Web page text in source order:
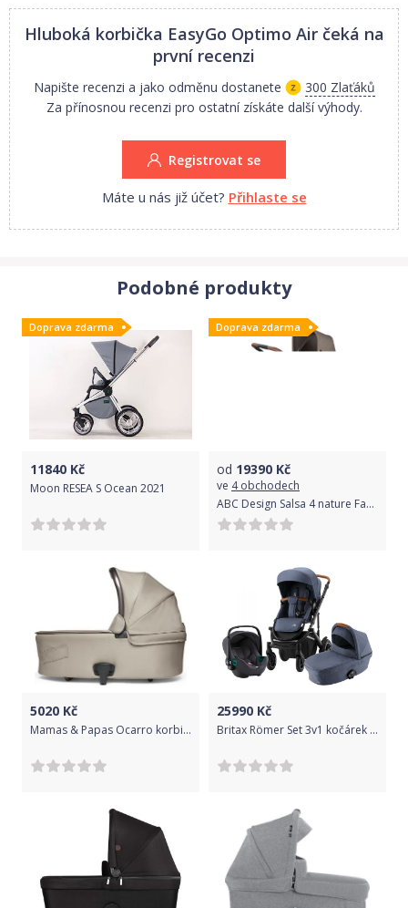
Hluboká korbička EasyGo Optimo Air čeká na
první recenzi
Napište recenzi a jako odměnu dostanete
300 Zlaťáků
Za přínosnou recenzi pro ostatní získáte další výhody.
Registrovat se
Máte u nás již účet? Přihlaste se
Podobné produkty
Doprava zdarma
11840 Kč
Moon RESEA S Ocean 2021
Doprava zdarma
od 19390 Kč
ve 4 obchodech
ABC Design Salsa 4 nature Fashion 2022
5020 Kč
Mamas & Papas Ocarro korbička Iconic
25990 Kč
Britax Römer Set 3v1 kočárek Smile III + hl. korba + autosedačka Baby Safe 3 I-SIZE, Indigo Blue